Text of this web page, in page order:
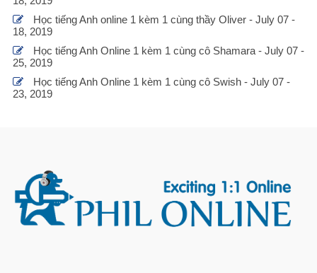
Học tiếng Anh online 1 kèm 1 cùng thầy Oliver - July 07 -
18, 2019
Học tiếng Anh Online 1 kèm 1 cùng cô Shamara - July 07 -
25, 2019
Học tiếng Anh Online 1 kèm 1 cùng cô Swish - July 07 -
23, 2019